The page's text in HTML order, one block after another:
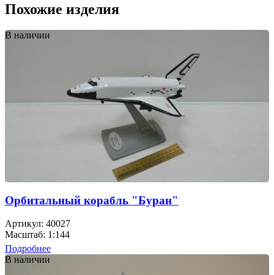
Похожие изделия
В наличии
Орбитальный корабль "Буран"
Артикул: 40027
Масштаб: 1:144
Подробнее
В наличии